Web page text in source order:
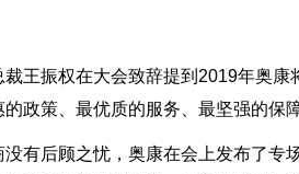
裁王振权在大会致辞提到2019年奥
政策、最优质的服务、最坚强的保障
没有后顾之忧，奥康在会上发布了专